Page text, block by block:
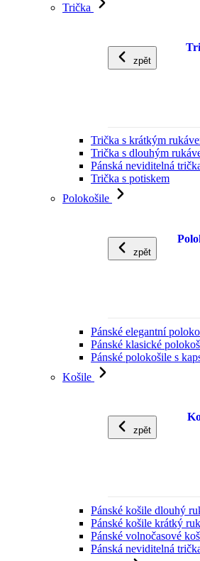
Trička
zpět
Trička s krátkým
Trička s dlouhým
Pánská neviditelná
Trička s potiskem
Polokošile
zpět
Pánské elegantní
Pánské klasické
Pánské polokošile s
Košile
zpět
Pánské košile dlouhý
Pánské košile krátký
Pánské volnočasové
Pánská neviditelná